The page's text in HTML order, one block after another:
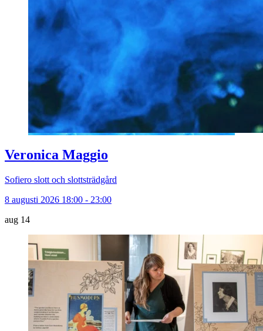
Veronica Maggio
Sofiero slott och slottsträdgård
8 augusti 2026 18:00 - 23:00
aug 14